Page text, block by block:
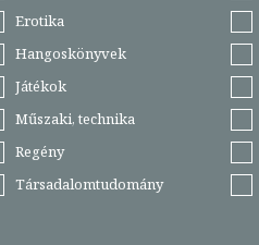
Erotika
Hangoskönyvek
Játékok
Műszaki, technika
Regény
Társadalomtudomány